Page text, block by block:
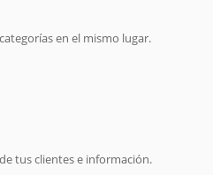
en el mismo lugar.
tus clientes e información.